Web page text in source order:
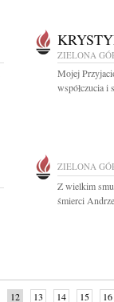
ZIELONA
Mojej
współczucia i
ZIELONA
Z wielkim
śmierci
12 13 14 15 16